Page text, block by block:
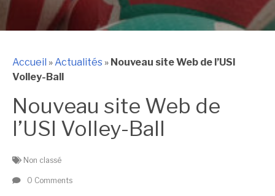
Accueil »Actualités » Nouveau site Web de l’USI
Volley-Ball
Nouveau site Web de
l’USI Volley-Ball
Non classé
0 Comments